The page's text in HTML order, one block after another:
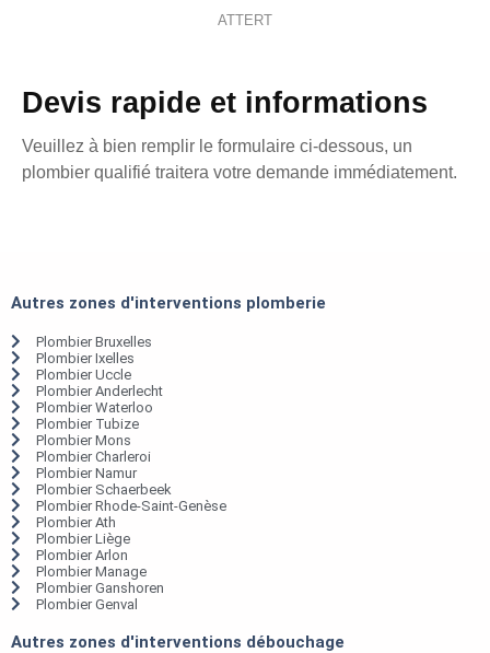
ATTERT
Devis rapide et informations
Veuillez à bien remplir le formulaire ci-dessous, un
plombier qualifié traitera votre demande immédiatement.
Autres zones d'interventions plomberie
Plombier Bruxelles
Plombier Ixelles
Plombier Uccle
Plombier Anderlecht
Plombier Waterloo
Plombier Tubize
Plombier Mons
Plombier Charleroi
Plombier Namur
Plombier Schaerbeek
Plombier Rhode-Saint-Genèse
Plombier Ath
Plombier Liège
Plombier Arlon
Plombier Manage
Plombier Ganshoren
Plombier Genval
Autres zones d'interventions débouchage